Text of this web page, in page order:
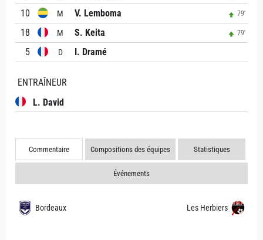
10 M V. Lemboma 79'
18 M S. Keita 79'
5 D I. Dramé
ENTRAÎNEUR
L. David
Commentaire Compositions des équipes Statistiques
Événements
Bordeaux Les Herbiers